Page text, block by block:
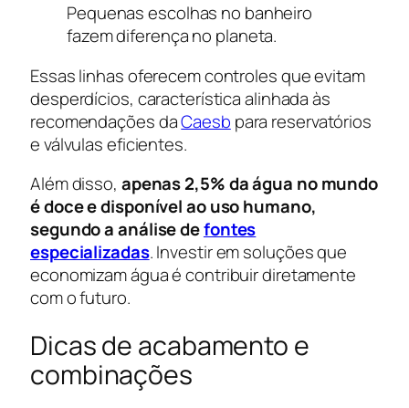
Pequenas escolhas no banheiro
fazem diferença no planeta.
Essas linhas oferecem controles que evitam
desperdícios, característica alinhada às
recomendações daCaesb para reservatórios
e válvulas eficientes.
Além disso, apenas 2,5% da água no mundo
é doce e disponível ao uso humano,
segundo a análise defontes
especializadas. Investir em soluções que
economizam água é contribuir diretamente
com o futuro.
Dicas de acabamento e
combinações